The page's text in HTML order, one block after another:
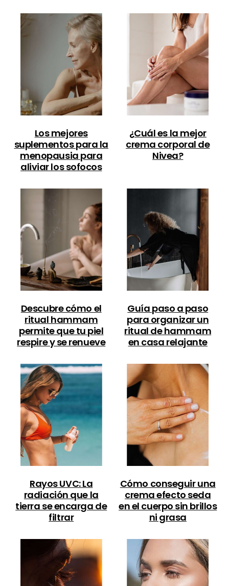
Los mejores
suplementos para la
menopausia para
aliviar los sofocos
¿Cuál es la mejor
crema corporal de
Nivea?
Descubre cómo el
ritual hammam
permite que tu piel
respire y se renueve
Guía paso a paso
para organizar un
ritual de hammam
en casa relajante
Rayos UVC: La
radiación que la
tierra se encarga de
filtrar
Cómo conseguir una
crema efecto seda
en el cuerpo sin brillos
ni grasa